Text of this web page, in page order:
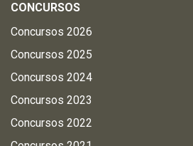
CONCURSOS
Concursos 2026
Concursos 2025
Concursos 2024
Concursos 2023
Concursos 2022